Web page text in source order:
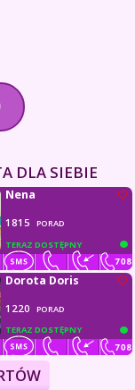
DLA SIEBIE
TERAZ DOSTĘPNY
Nena
1815 PORAD
TERAZ DOSTĘPNY
Dorota Doris
1220 PORAD